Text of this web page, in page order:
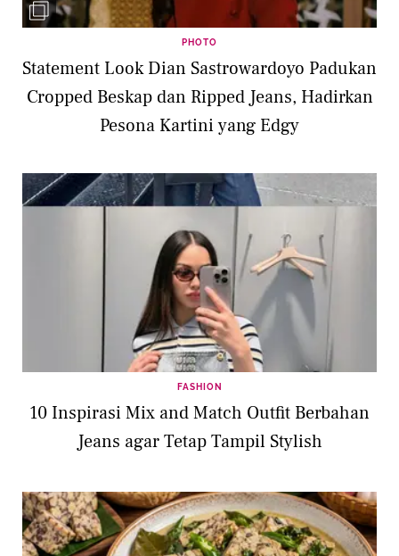
PHOTO
Statement Look Dian Sastrowardoyo Padukan
Cropped Beskap dan Ripped Jeans, Hadirkan
Pesona Kartini yang Edgy
FASHION
10 Inspirasi Mix and Match Outfit Berbahan
Jeans agar Tetap Tampil Stylish